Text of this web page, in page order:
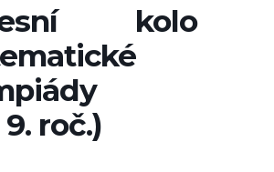
kolo
9. roč.)